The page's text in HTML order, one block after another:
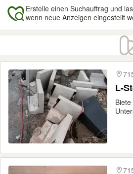
Erstelle einen Suchauftrag und
wenn neue Anzeigen eingestellt
Ergebnisse
L-